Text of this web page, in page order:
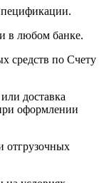
в любом банке.
средств по Счету
доставка
оформлении
отгрузочных